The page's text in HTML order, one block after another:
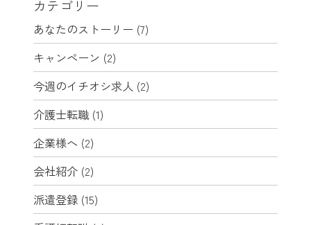
カテゴリー
あなたのストーリー (7)
キャンペーン (2)
今週のイチオシ求人 (2)
介護士転職(1)
企業様へ (2)
会社紹介 (2)
派遣登録 (15)